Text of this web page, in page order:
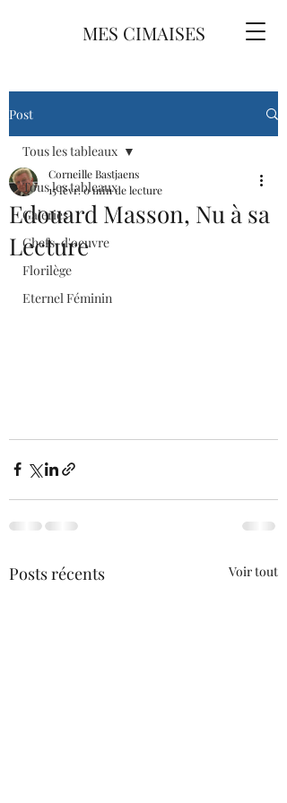
MES CIMAISES
Post
Tous les tableaux
Galeries
Chefs-d'oeuvre
Florilège
Eternel Féminin
Tous les tableaux
Edouard Masson, Nu à sa
Lecture
Corneille Bastjaens
15 févr.0 min de lecture
Posts récents Voir tout